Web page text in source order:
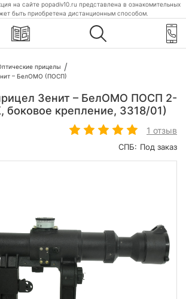
на сайте popadiv10.ru представлена в ознакомительных
быть приобретена дистанционным способом.
прицелы
– БелОМО (ПОСП)
Зенит – БелОМО ПОСП 2-
боковое крепление, 3318/01)
1 отзыв
СПБ: Под заказ